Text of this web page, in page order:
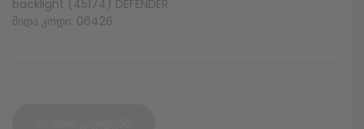
backlight (45174) DEFENDER
შიდა კოდი: 06426